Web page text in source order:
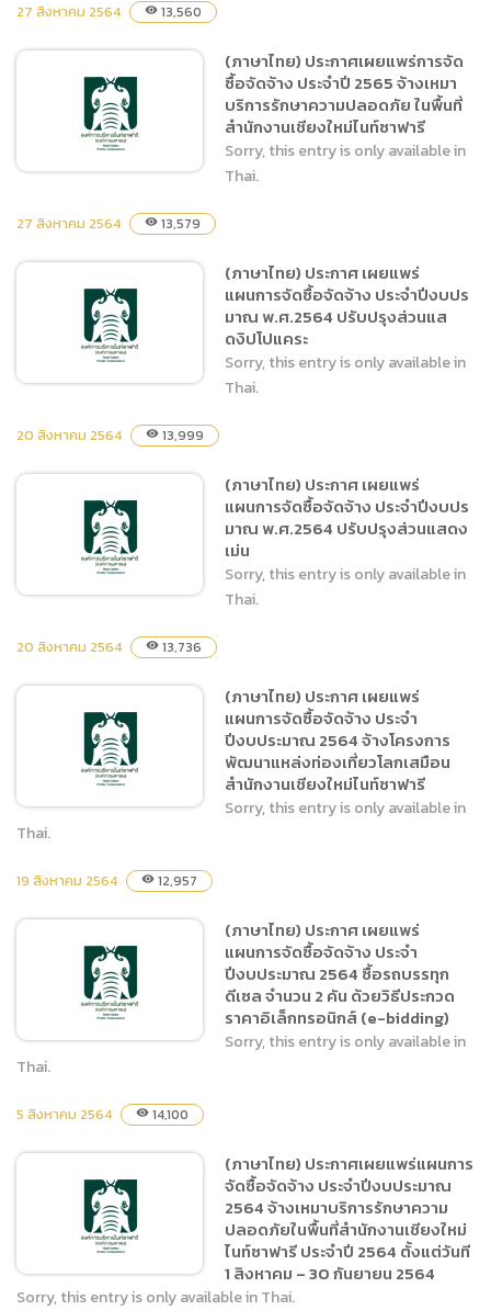
การจัดซื้อจัดจ้าง ประจำปี
2565 จ้างเหมารักษาความ
สะอาด ในพื้นที่สำนักงานเชียง
ใหม่ไนท์ซาฟารี
27 สิงหาคม 2564 visibility 13,560
การจัดซื้อจัดจ้าง ประจำปี
2565 จ้างเหมาบริการรักษา
ความปลอดภัย ในพื้นที่
สำนักงานเชียงใหม่ไนท์ซาฟารี
(ภาษาไทย) ประกาศเผยแพร่การจัด
ซื้อจัดจ้าง ประจำปี 2565 จ้างเหมา
บริการรักษาความปลอดภัย ในพื้นที่
สำนักงานเชียงใหม่ไนท์ซาฟารี
Sorry, this entry is only available in
Thai.
27 สิงหาคม 2564 visibility 13,579
แผนการจัดซื้อจัดจ้าง ประจำปี
งบปรมาณ พ.ศ.2564
ปรับปรุงส่วนแสดงิปโปแคระ
(ภาษาไทย) ประกาศ เผยแพร่
แผนการจัดซื้อจัดจ้าง ประจำปีงบปร
มาณ พ.ศ.2564 ปรับปรุงส่วนแส
ดงิปโปแคระ
Sorry, this entry is only available in
Thai.
20 สิงหาคม 2564 visibility 13,999
แผนการจัดซื้อจัดจ้าง ประจำปี
งบปรมาณ พ.ศ.2564
ปรับปรุงส่วนแสดงเม่น
(ภาษาไทย) ประกาศ เผยแพร่
แผนการจัดซื้อจัดจ้าง ประจำปีงบปร
มาณ พ.ศ.2564 ปรับปรุงส่วนแสดง
เม่น
Sorry, this entry is only available in
Thai.
20 สิงหาคม 2564 visibility 13,736
(ภาษาไทย) ประกาศ เผยแพร่
โครงการพัฒนาแหล่งท่อง
เที่ยวโลกเสมือนสำนักงาน
เชียงใหม่ไนท์ซาฟารี
(ภาษาไทย) ประกาศ เผยแพร่
แผนการจัดซื้อจัดจ้าง ประจำ
ปีงบประมาณ 2564 จ้างโครงการ
พัฒนาแหล่งท่องเที่ยวโลกเสมือน
สำนักงานเชียงใหม่ไนท์ซาฟารี
Sorry, this entry is only available in
Thai.
19 สิงหาคม 2564 visibility 12,957
(ภาษาไทย) ประกาศ เผยแพร่
บรรทุกดีเซล จำนวน 2 คัน
ด้วยวิธีประกวดราคา
อิเล็กทรอนิกส์ (e-bidding)
(ภาษาไทย) ประกาศ เผยแพร่
แผนการจัดซื้อจัดจ้าง ประจำ
ปีงบประมาณ 2564 ซื้อรถบรรทุก
ดีเซล จำนวน 2 คัน ด้วยวิธีประกวด
ราคาอิเล็กทรอนิกส์ (e-bidding)
Sorry, this entry is only available in
Thai.
5 สิงหาคม 2564 visibility 14,100
(ภาษาไทย) ประกาศเผยแพร่แผนการ
จัดซื้อจัดจ้าง ประจำปีงบประมาณ
2564 จ้างเหมาบริการรักษาความ
ปลอดภัยในพื้นที่สำนักงานเชียงใหม่
ไนท์ซาฟารี ประจำปี 2564 ตั้งแต่วันที
1 สิงหาคม – 30 กันยายน 2564
Sorry, this entry is only available in Thai.